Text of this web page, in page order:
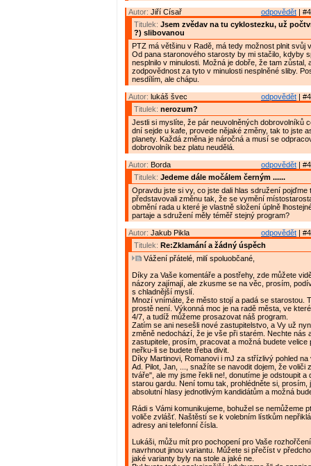
odpovědět |
Autor: Jiří Císař
Titulek: Jsem zvědav na tu cyklostezku, už
?) slibovanou
PTZ má většinu v Radě, má tedy možnost plnit svůj
Od pana staronového starosty by mi stačilo, kdyby
nesplnilo v minulosti. Možná je dobře, že tam zůstal,
zodpovědnost za tyto v minulosti nesplněné sliby.
nesdílím, ale chápu.
odpovědět |
Autor: lukáš švec
Titulek: nerozum?
Jestli si myslíte, že pár neuvolněných dobrovolníků
dní sejde u kafe, provede nějaké změny, tak to jste
planety. Každá změna je náročná a musí se
dobrovolník bez platu neudělá.
odpovědět |
Autor: Borda
Titulek: Jedeme dále močálem černým ......
Opravdu jste si vy, co jste dali hlas sdružení pojďme
představovali změnu tak, že se vymění
obmění rada u které je vlastně složení úplně
partaje a sdružení měly téměř stejný program?
odpovědět |
Autor: Jakub Pikla
Titulek: Re:Zklamání a žádný úspěch
Vážení přátelé, milí spoluobčané,
Díky za Vaše komentáře a postřehy, zde můžete
názory zajímají, ale zkusme se na věc, prosím,
s chladnější myslí.
Mnozí vnímáte, že město stojí a padá se starostou.
prostě není. Výkonná moc je na radě města, ve
4/7, a tudíž můžeme prosazovat náš program.
Zatím se ani nesešli nové zastupitelstvo, a Vy už
změně nedochází, že je vše při starém. Nechte nás
zastupitele, prosím, pracovat a možná budete velice
neřku-li se budete třeba divit.
Díky Martinovi, Romanovi i mJ za střízlivý pohled na
Ad. Pilot, Jan, ..., snažíte se navodit dojem, že voliči
tváře", ale my jsme řekli ne!, donutíme je odstoupit a
starou gardu. Není tomu tak, prohlédněte si, prosím,
absolutní hlasy jednotlivým kandidátům a možná
Rádi s Vámi komunikujeme, bohužel se nemůžeme
voliče zvlášť. Naštěstí se k volebním lístkům
adresy ani telefonní čísla.
Lukáši, můžu mít pro pochopení pro Vaše
navrhnout jinou variantu. Můžete si přečíst v
jaké varianty byly na stole a jaké ne.